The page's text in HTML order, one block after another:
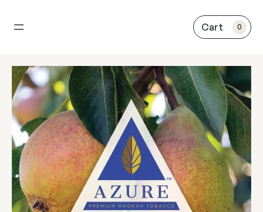
容
キ
ッ
プ
0